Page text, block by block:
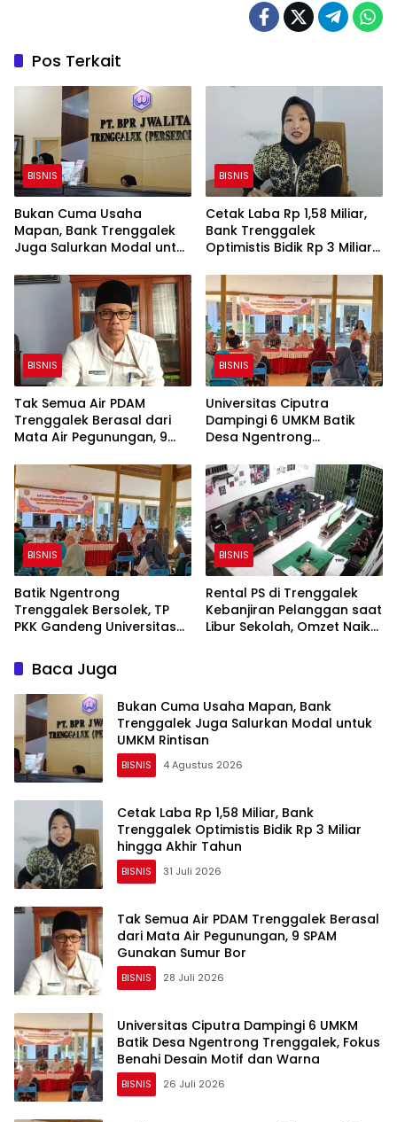
Pos Terkait
BISNIS
Bukan Cuma Usaha
Mapan, Bank Trenggalek
Juga Salurkan Modal untuk
BISNIS
Cetak Laba Rp 1,58 Miliar,
Bank Trenggalek
Optimistis Bidik Rp 3 Miliar
BISNIS
Tak Semua Air PDAM
Trenggalek Berasal dari
Mata Air Pegunungan, 9
BISNIS
Universitas Ciputra
Dampingi 6 UMKM Batik
Desa Ngentrong
Desain Motif dan Warna
BISNIS
Batik Ngentrong
Trenggalek Bersolek, TP
PKK Gandeng Universitas
Branding
BISNIS
Rental PS di Trenggalek
Kebanjiran Pelanggan saat
Libur Sekolah, Omzet Naik
Baca Juga
Bukan Cuma Usaha Mapan, Bank
Trenggalek Juga Salurkan Modal untuk
UMKM Rintisan
BISNIS 4 Agustus 2026
Cetak Laba Rp 1,58 Miliar, Bank
Trenggalek Optimistis Bidik Rp 3 Miliar
hingga Akhir Tahun
BISNIS 31 Juli 2026
Tak Semua Air PDAM Trenggalek Berasal
dari Mata Air Pegunungan, 9 SPAM
Gunakan Sumur Bor
BISNIS 28 Juli 2026
Universitas Ciputra Dampingi 6 UMKM
Batik Desa Ngentrong Trenggalek, Fokus
Benahi Desain Motif dan Warna
BISNIS 26 Juli 2026